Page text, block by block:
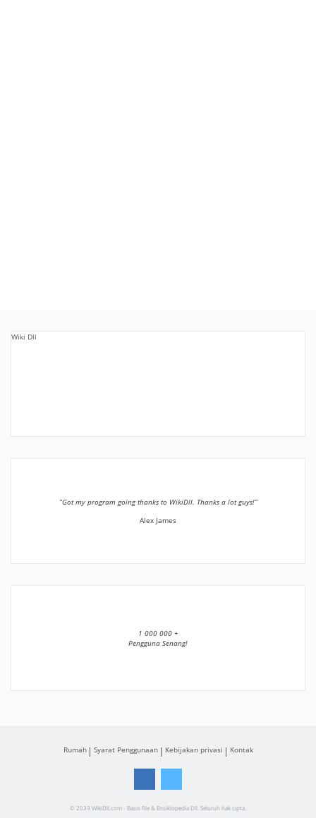
Wiki Dll
”Got my program going thanks to WikiDll. Thanks a lot guys!”
Alex James
1 000 000 +
Pengguna Senang!
Rumah Syarat Penggunaan Kebijakan privasi Kontak
© 2023 WikiDll.com - Basis file & Ensiklopedia Dll. Seluruh hak cipta.